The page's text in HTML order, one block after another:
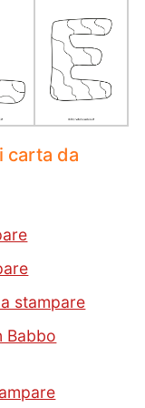
carta da
stampare
Babbo